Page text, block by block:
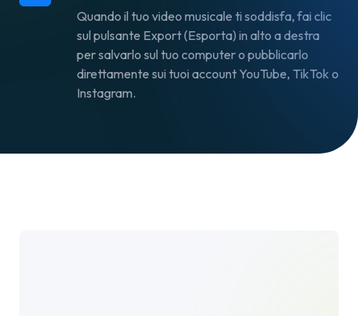
Quando il tuo video musicale ti soddisfa, fai clic
sul pulsante Export(Esporta) in alto a destra
per salvarlo sul tuo computer o pubblicarlo
direttamente sui tuoi account YouTube, TikTok o
Instagram.